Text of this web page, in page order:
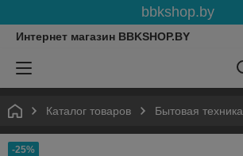
bbkshop.by
Интернет магазин BBKSHOP.BY
Каталог товаров Бытовая техника
-25%